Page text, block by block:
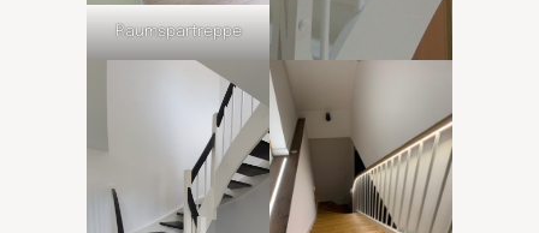
Raumspartreppe